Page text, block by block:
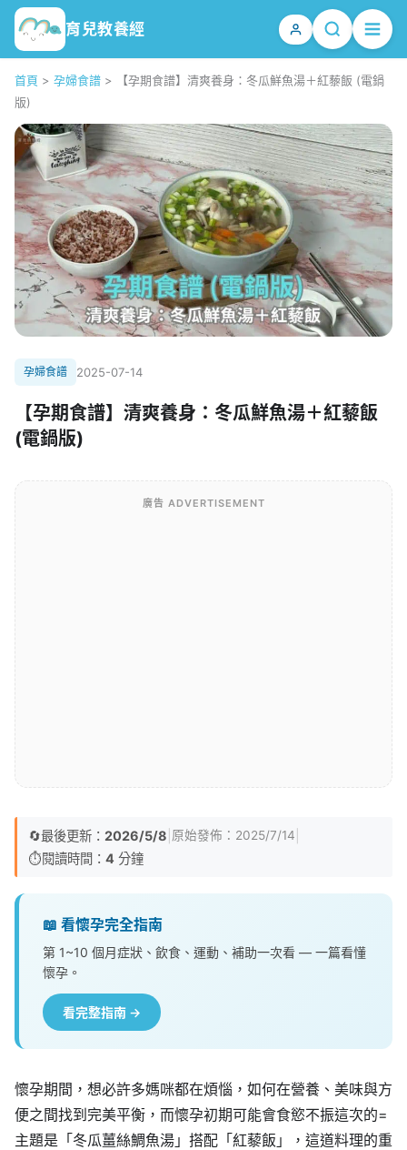
育兒教養經
首頁 > 孕婦食譜 >
【孕期食譜】清爽養身：冬瓜鮮魚湯＋紅藜飯 (電鍋
版)
孕婦食譜 2025-07-14
【孕期食譜】清爽養身：冬瓜鮮魚湯＋紅藜飯
(電鍋版)
廣告 ADVERTISEMENT
🔄最後更新： 2026/5/8 原始發佈： 2025/7/14
⏱️閱讀時間： 4 分鐘
📖 看懷孕完全指南
第 1~10 個月症狀、飲食、運動、補助一次看 — 一篇看懂
懷孕。
看完整指南 →
懷孕期間，想必許多媽咪都在煩惱，如何在營養、美味與方
便之間找到完美平衡，而懷孕初期可能會食慾不振這次的=
主題是「冬瓜薑絲鯛魚湯」搭配「紅藜飯」，這道料理的重